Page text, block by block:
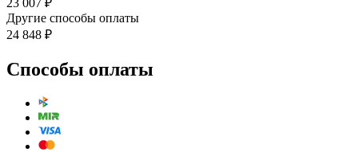
Другие способы оплаты
24 848 ₽
Способы оплаты